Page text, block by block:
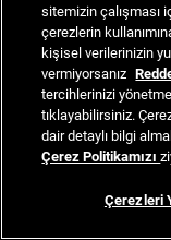
sitemizin çalışması
çerezlerin
kişisel verilerinizin
vermiyorsanız
tercihlerinizi
tıklayabilirsiniz.
dair detaylı bilgi
Çerez Politikamızı
Çerezleri